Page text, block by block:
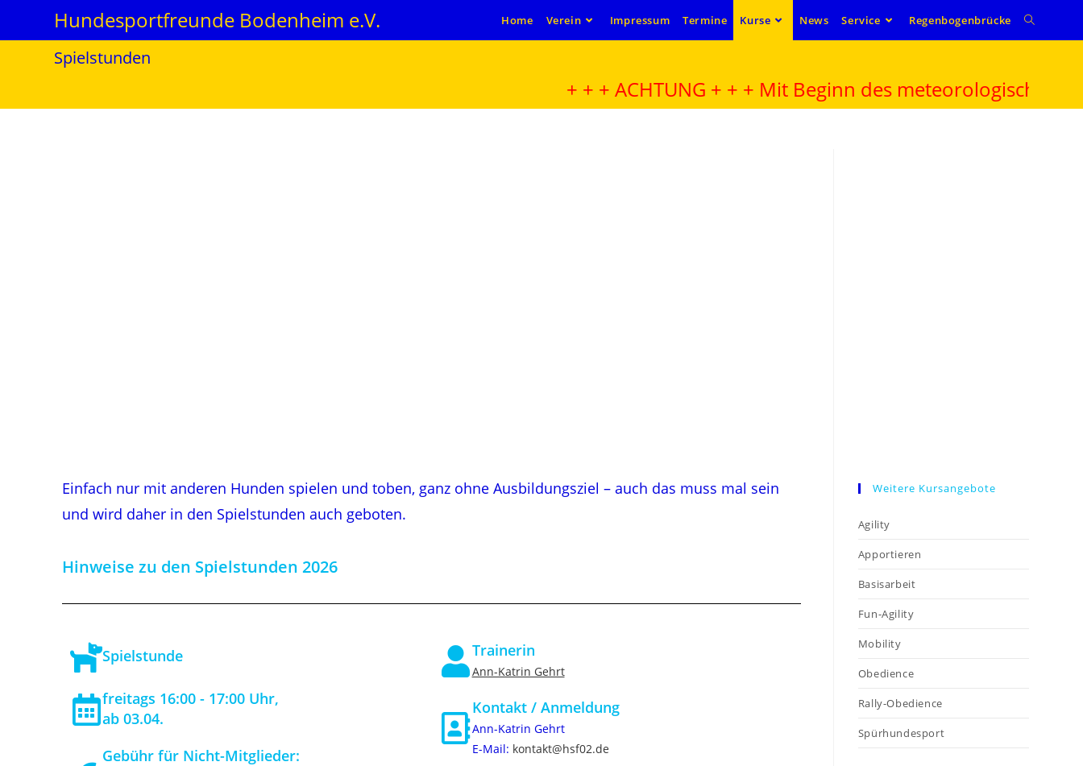
Hundesportfreunde Bodenheim e.V. Home Verein Impressum Termine Kurse News Service Regenbogenbrücke
Spielstunden
+ + + ACHTUNG + + + Mit Beginn des meteorologischen
Einfach nur mit anderen Hunden spielen und toben, ganz ohne Ausbildungsziel – auch das muss mal sein
und wird daher in den Spielstunden auch geboten.
Hinweise zu den Spielstunden 2026
Spielstunde
freitags 16:00 - 17:00 Uhr,
ab 03.04.
Gebühr für Nicht-Mitglieder:
Trainerin
Ann-Katrin Gehrt
Kontakt / Anmeldung
Ann-Katrin Gehrt
E-Mail: kontakt@hsf02.de
Weitere Kursangebote
Agility
Apportieren
Basisarbeit
Fun-Agility
Mobility
Obedience
Rally-Obedience
Spürhundesport